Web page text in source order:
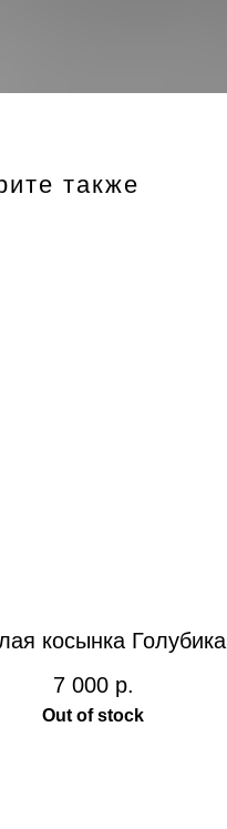
также
косынка Голубика
7 000 р.
Out of stock